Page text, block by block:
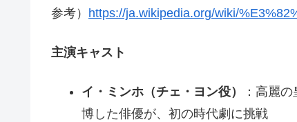
参考） https://ja.wikipedia.org/wiki/
主演キャスト
イ・ミンホ（チェ・ヨン役） ：高麗
博した俳優が、初の時代劇に挑戦